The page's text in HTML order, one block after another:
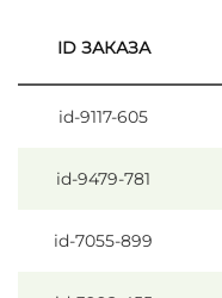
ID ЗАКАЗА
id-9117-605
id-9479-781
id-7055-899